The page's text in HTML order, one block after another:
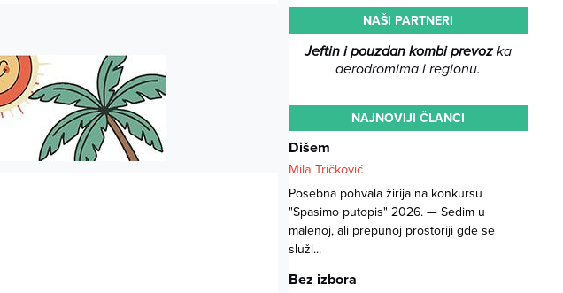
NAŠI PARTNERI
Jeftin i pouzdan kombi prevozka
aerodromima i regionu.
NAJNOVIJI ČLANCI
Dišem
Mila Tričković
Posebna pohvala žirija na konkursu
"Spasimo putopis" 2026. — Sedim u
malenoj, ali prepunoj prostoriji gde se
služi...
Bez izbora